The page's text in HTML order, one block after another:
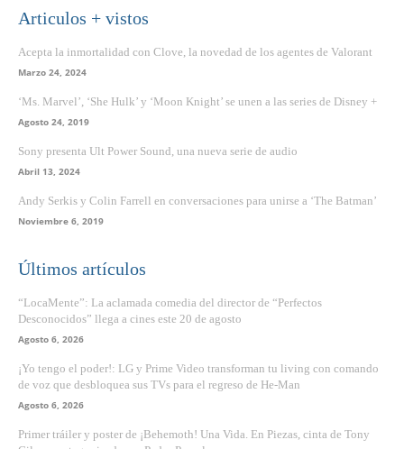
Articulos + vistos
Acepta la inmortalidad con Clove, la novedad de los agentes de Valorant
Marzo 24, 2024
‘Ms. Marvel’, ‘She Hulk’ y ‘Moon Knight’ se unen a las series de Disney +
Agosto 24, 2019
Sony presenta Ult Power Sound, una nueva serie de audio
Abril 13, 2024
Andy Serkis y Colin Farrell en conversaciones para unirse a ‘The Batman’
Noviembre 6, 2019
Últimos artículos
“LocaMente”: La aclamada comedia del director de “Perfectos
Desconocidos” llega a cines este 20 de agosto
Agosto 6, 2026
¡Yo tengo el poder!: LG y Prime Video transforman tu living con comando
de voz que desbloquea sus TVs para el regreso de He-Man
Agosto 6, 2026
Primer tráiler y poster de ¡Behemoth! Una Vida. En Piezas, cinta de Tony